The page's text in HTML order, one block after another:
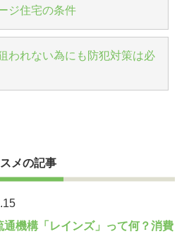
ジ住宅の条件
われない為にも防犯対策は必
メの記事
通機構「レインズ」って何？消費